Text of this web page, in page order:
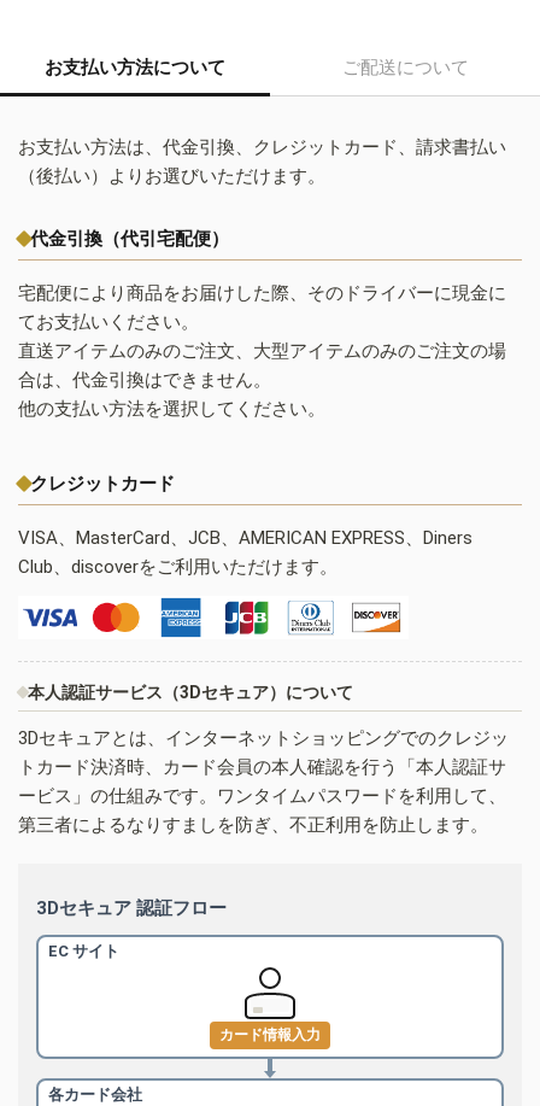
お支払い方法について ご配送について
お支払い方法は、代金引換、クレジットカード、請求書払い
（後払い）よりお選びいただけます。
代金引換（代引宅配便）
宅配便により商品をお届けした際、そのドライバーに現金に
てお支払いください。
直送アイテムのみのご注文、大型アイテムのみのご注文の場
合は、代金引換はできません。
他の支払い方法を選択してください。
クレジットカード
VISA、MasterCard、JCB、AMERICAN EXPRESS、Diners
Club、discoverをご利用いただけます。
本人認証サービス（3Dセキュア）について
3Dセキュアとは、インターネットショッピングでのクレジッ
トカード決済時、カード会員の本人確認を行う「本人認証サ
ービス」の仕組みです。ワンタイムパスワードを利用して、
第三者によるなりすましを防ぎ、不正利用を防止します。
3Dセキュア 認証フロー
EC サイト
カード情報入力
各カード会社